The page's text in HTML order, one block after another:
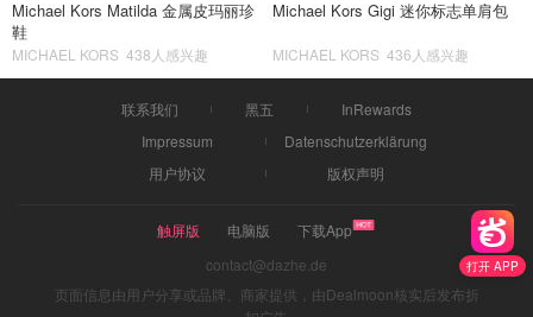
打开 APP
Michael Kors Matilda 金属皮玛丽珍
鞋
MICHAEL KORS 438人感兴趣
Michael Kors Gigi 迷你标志单肩包
MICHAEL KORS 436人感兴趣
联系我们 黑五
InRewards
Impressum
Datenschutzerklärung
用户协议
版权声明
触屏版 电脑版
下载App
contact@dazhe.de
页面信息由用户分享或品牌、商家提供，由Dealmoon核实后发布折